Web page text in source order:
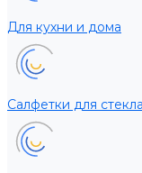
Для кухни и дома
Салфетки для стекла